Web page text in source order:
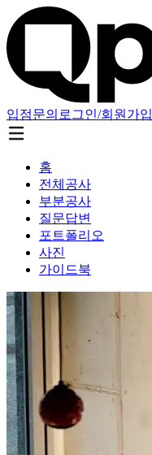
입점문의 로그인/회원가입
홈
전체공사
부분공사
질문답변
포트폴리오
사진
가이드북